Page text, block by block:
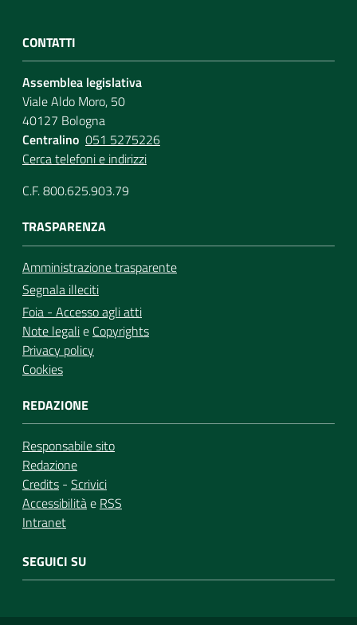
CONTATTI
Assemblea legislativa
Viale Aldo Moro, 50
40127 Bologna
Centralino 051 5275226
Cerca telefoni e indirizzi
C.F. 800.625.903.79
TRASPARENZA
Amministrazione trasparente
Segnala illeciti
Foia - Accesso agli atti
Note legalie Copyrights
Privacy policy
Cookies
REDAZIONE
Responsabile sito
Redazione
Credits - Scrivici
Accessibilitàe RSS
Intranet
SEGUICI SU